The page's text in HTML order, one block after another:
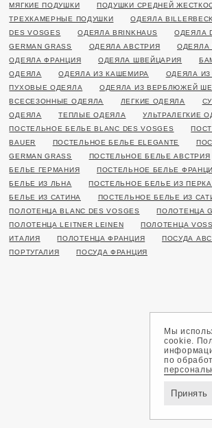
МЯГКИЕ ПОДУШКИ
ПОДУШКИ СРЕДНЕЙ
ТРЕХКАМЕРНЫЕ ПОДУШКИ
ОДЕЯЛА BILLERBECK
DES VOSGES
ОДЕЯЛА BRINKHAUS ОДЕЯЛА
GERMAN GRASS
ОДЕЯЛА АВСТРИЯ
ОДЕЯЛА
ОДЕЯЛА ФРАНЦИЯ
ОДЕЯЛА ШВЕЙЦАРИЯ
ОДЕЯЛА
ОДЕЯЛА ИЗ КАШЕМИРА
ОДЕЯЛА
ПУХОВЫЕ ОДЕЯЛА
ОДЕЯЛА ИЗ ВЕРБЛЮЖЕЙ
ВСЕСЕЗОННЫЕ ОДЕЯЛА
ЛЕГКИЕ ОДЕЯЛА
ОДЕЯЛА
ТЕПЛЫЕ ОДЕЯЛА
УЛЬТРАЛЕГКИЕ
ПОСТЕЛЬНОЕ БЕЛЬЕ BLANC DES VOSGES
BAUER
ПОСТЕЛЬНОЕ БЕЛЬЕ ELEGANTE
GERMAN GRASS
ПОСТЕЛЬНОЕ БЕЛЬЕ АВСТРИЯ
БЕЛЬЕ ГЕРМАНИЯ
ПОСТЕЛЬНОЕ БЕЛЬЕ
БЕЛЬЕ ИЗ ЛЬНА
ПОСТЕЛЬНОЕ БЕЛЬЕ ИЗ
БЕЛЬЕ ИЗ САТИНА
ПОСТЕЛЬНОЕ БЕЛЬЕ ИЗ
ПОЛОТЕНЦА BLANC DES VOSGES
ПОЛОТЕНЦА
ПОЛОТЕНЦА LEITNER LEINEN
ПОЛОТЕНЦА
ИТАЛИЯ
ПОЛОТЕНЦА ФРАНЦИЯ ПОСУДА
ПОРТУГАЛИЯ
ПОСУДА ФРАНЦИЯ
Мы
cookie.
по
Принять